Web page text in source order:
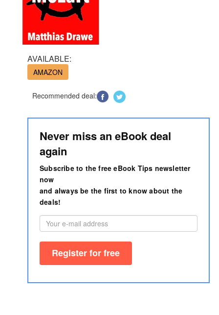
AVAILABLE:
AMAZON
Recommended deal:
Never miss an eBook deal
again
Subscribe to the free eBook Tips newsletter
now
and always be the first to know about the
deals!